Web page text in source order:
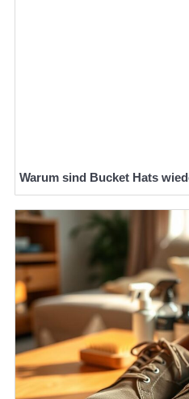
Warum sind Bucket Hats